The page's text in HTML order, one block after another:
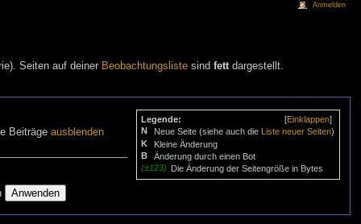
Seiten auf deiner Beobachtungslistesind fettdargestellt.
[Einklappen]
Legende:
N
Neue Seite (siehe auch die Liste neuer Seiten)
K
Kleine Änderung
B
Änderung durch einen Bot
(±123) Die Änderung der Seitengröße in Bytes
Beiträgeausblenden
Anmelden